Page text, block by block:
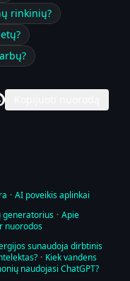
rinkinių?
· AI poveikis aplinkai
generatorius · Apie
nuorodos
sunaudoja dirbtinis
· Kiek vandens
naudojasi ChatGPT?